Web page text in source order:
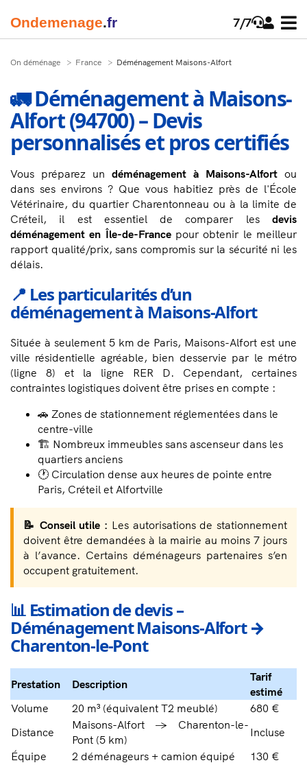
Ondemenage.fr 7/7
On déménage France Déménagement Maisons-Alfort
🚛 Déménagement à Maisons-
Alfort (94700) – Devis
personnalisés et pros certifiés
Vous préparez un déménagement à Maisons-Alfort ou
dans ses environs ? Que vous habitiez près de l'École
Vétérinaire, du quartier Charentonneau ou à la limite de
Créteil, il est essentiel de comparer les devis
déménagement en Île-de-Francepour obtenir le meilleur
rapport qualité/prix, sans compromis sur la sécurité ni les
délais.
📍 Les particularités d’un
déménagement à Maisons-Alfort
Située à seulement 5 km de Paris, Maisons-Alfort est une
ville résidentielle agréable, bien desservie par le métro
(ligne 8) et la ligne RER D. Cependant, certaines
contraintes logistiques doivent être prises en compte :
🚗 Zones de stationnement réglementées dans le
centre-ville
🏗️ Nombreux immeubles sans ascenseur dans les
quartiers anciens
🕐 Circulation dense aux heures de pointe entre
Paris, Créteil et Alfortville
📝 Conseil utile : Les autorisations de stationnement
doivent être demandées à la mairie au moins 7 jours
à l’avance. Certains déménageurs partenaires s’en
occupent gratuitement.
📊 Estimation de devis –
Déménagement Maisons-Alfort →
Charenton-le-Pont
Prestation Description
Tarif
estimé
Volume
20 m³ (équivalent T2 meublé)
680 €
Distance
Maisons-Alfort → Charenton-le-
Pont (5 km)
Incluse
Équipe
2 déménageurs + camion équipé
130 €